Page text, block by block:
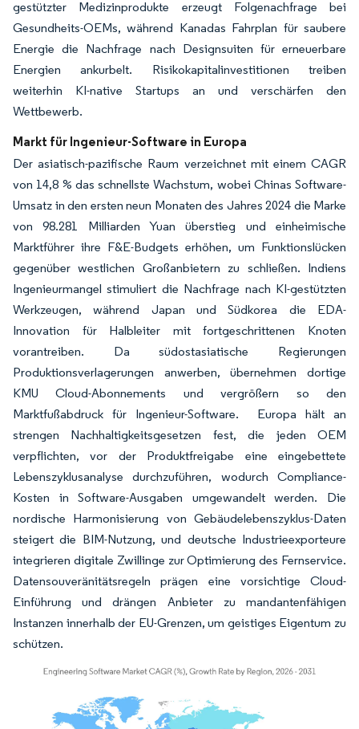
gestützter Medizinprodukte erzeugt Folgenachfrage bei
Gesundheits-OEMs, während Kanadas Fahrplan für saubere
Energie die Nachfrage nach Designsuiten für erneuerbare
Energien ankurbelt. Risikokapitalinvestitionen treiben
weiterhin KI-native Startups an und verschärfen den
Wettbewerb.
Markt für Ingenieur-Software in Europa
Der asiatisch-pazifische Raum verzeichnet mit einem CAGR
von 14,8 % das schnellste Wachstum, wobei Chinas Software-
Umsatz in den ersten neun Monaten des Jahres 2024 die Marke
von 98.281 Milliarden Yuan überstieg und einheimische
Marktführer ihre F&E-Budgets erhöhen, um Funktionslücken
gegenüber westlichen Großanbietern zu schließen. Indiens
Ingenieurmangel stimuliert die Nachfrage nach KI-gestützten
Werkzeugen, während Japan und Südkorea die EDA-
Innovation für Halbleiter mit fortgeschrittenen Knoten
vorantreiben. Da südostasiatische Regierungen
Produktionsverlagerungen anwerben, übernehmen dortige
KMU Cloud-Abonnements und vergrößern so den
Marktfußabdruck für Ingenieur-Software. Europa hält an
strengen Nachhaltigkeitsgesetzen fest, die jeden OEM
verpflichten, vor der Produktfreigabe eine eingebettete
Lebenszyklusanalyse durchzuführen, wodurch Compliance-
Kosten in Software-Ausgaben umgewandelt werden. Die
nordische Harmonisierung von Gebäudelebenszyklus-Daten
steigert die BIM-Nutzung, und deutsche Industrieexporteure
integrieren digitale Zwillinge zur Optimierung des Fernservice.
Datensouveränitätsregeln prägen eine vorsichtige Cloud-
Einführung und drängen Anbieter zu mandantenfähigen
Instanzen innerhalb der EU-Grenzen, um geistiges Eigentum zu
schützen.